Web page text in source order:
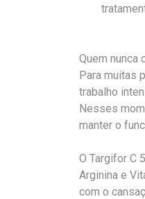
Quem nunca
Para muitas
trabalho
Nesses
manter o
O Targifor C
Arginina e
com o